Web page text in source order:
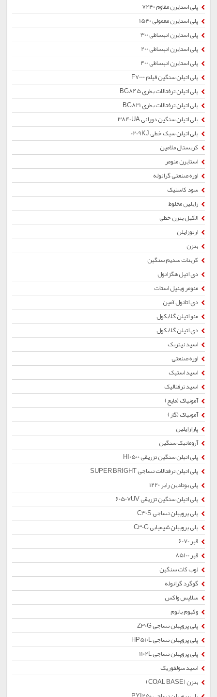
پلی استایرن مقاوم 7240
پلی استایرن معمولی 1540
پلی استایرن انبساطی 300
پلی استایرن انبساطی 200
پلی استایرن انبساطی 400
پلی اتیلن سنگین فیلم F7000
پلی اتیلن ترفتالات بطری BG845
پلی اتیلن ترفتالات بطری BG821
پلی اتیلن سنگین دورانی 3840UA
پلی اتیلن سبک خطی 0209KJ
کریستال ملامین
استایرن منومر
اوره صنعتی گرانوله
سود کاستیک
زایلین مخلوط
الکیل بنزن خطی
ارتوزایلن
بنزن
کربنات سدیم سنگین
دی اتیل هگزانول
منومر وینیل استات
دی اتانول آمین
منو اتیلن گلایکول
دی اتیلن گلایکول
اسید نیتریک
اوره صنعتی
اسید استیک
اسید ترفتالیک
آمونیاک (مایع)
آمونیاک (گاز)
پارازایلین
آروماتیک سنگین
پلی اتیلن سنگین تزریقی HI0500
پلی اتیلن ترفتالات نساجی SUPER BRIGHT
پلی بوتادین رابر 1220
پلی اتیلن سنگین تزریقی 60507UV
پلی پروپیلن نساجی C30S
پلی پروپیلن شیمیایی C30G
قیر 6070
قیر 85100
لوب کات سنگین
گوگرد گرانوله
سلاپس واکس
وکیوم باتوم
پلی پروپیلن نساجی Z30G
پلی پروپیلن نساجی HP510L
پلی پروپیلن نساجی 1102L
اسید سولفوریک
بنزن (COAL BASE)